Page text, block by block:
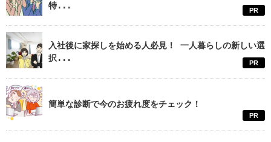
特...
PR
入社後に家探しを始める人必見！ 一人暮らしの新しい選
択...
PR
簡単な診断で今のお疲れ度をチェック！
PR